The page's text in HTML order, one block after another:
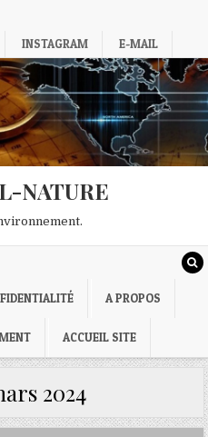
INSTAGRAM E-MAIL
NATURE
A PROPOS
ACCUEIL SITE
2024